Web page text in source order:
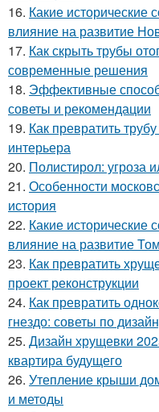
16. Какие исторические
влияние на развитие
17. Как скрыть трубы
современные решения
18. Эффективные
советы и рекомендации
19. Как превратить
интерьера
20. Полистирол: угроза
21. Особенности
история
22. Какие исторические
влияние на развитие
23. Как превратить
проект реконструкции
24. Как превратить
гнездо: советы по
25. Дизайн хрущевки
квартира будущего
26. Утепление крыши
и методы